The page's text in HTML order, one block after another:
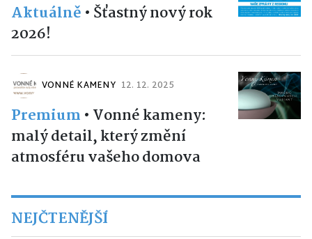
Aktuálně • Šťastný nový rok
2026!
VONNÉ KAMENY 12. 12. 2025
Premium • Vonné kameny:
malý detail, který změní
atmosféru vašeho domova
NEJČTENĚJŠÍ